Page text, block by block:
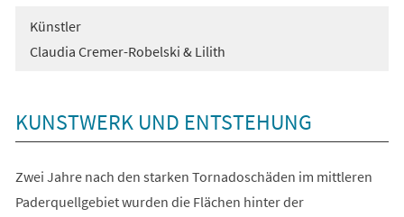
Künstler
Claudia Cremer-Robelski & Lilith
KUNSTWERK UND ENTSTEHUNG
Zwei Jahre nach den starken Tornadoschäden im mittleren
Paderquellgebiet wurden die Flächen hinter der